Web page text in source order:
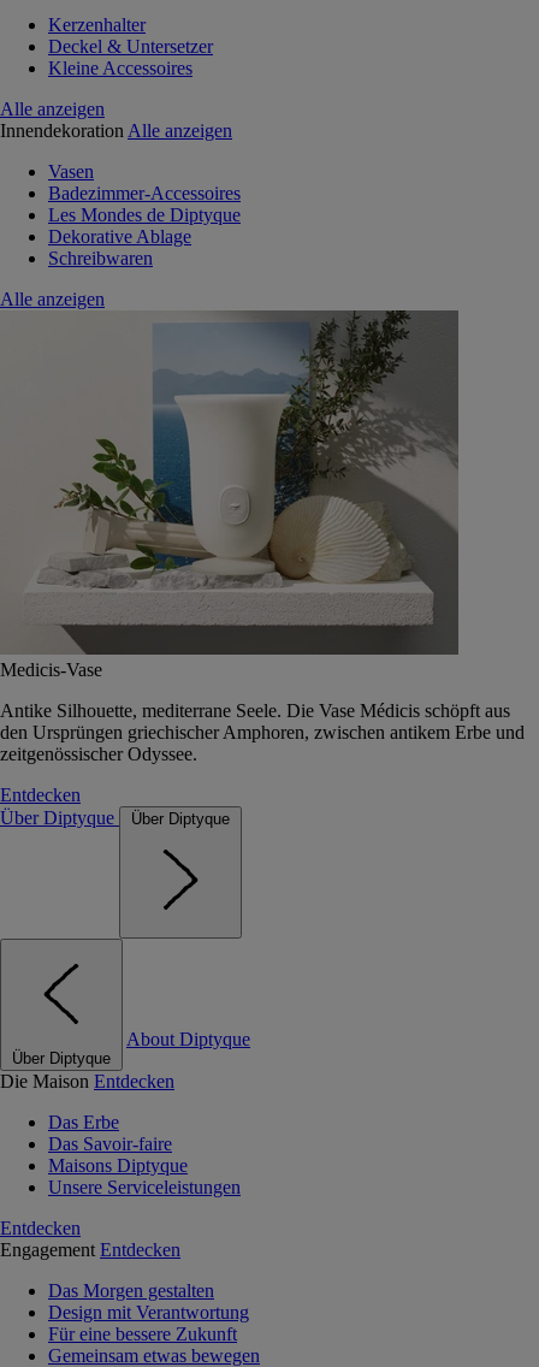
Kerzenhalter
Deckel & Untersetzer
Kleine Accessoires
Alle anzeigen
Innendekoration Alle anzeigen
Vasen
Badezimmer-Accessoires
Les Mondes de Diptyque
Dekorative Ablage
Schreibwaren
Alle anzeigen
Medicis-Vase
Antike Silhouette, mediterrane Seele. Die Vase Médicis schöpft aus
den Ursprüngen griechischer Amphoren, zwischen antikem Erbe und
zeitgenössischer Odyssee.
Entdecken
Über Diptyque
Über Diptyque
Über Diptyque
About Diptyque
Die Maison Entdecken
Das Erbe
Das Savoir-faire
Maisons Diptyque
Unsere Serviceleistungen
Entdecken
Engagement Entdecken
Das Morgen gestalten
Design mit Verantwortung
Für eine bessere Zukunft
Gemeinsam etwas bewegen